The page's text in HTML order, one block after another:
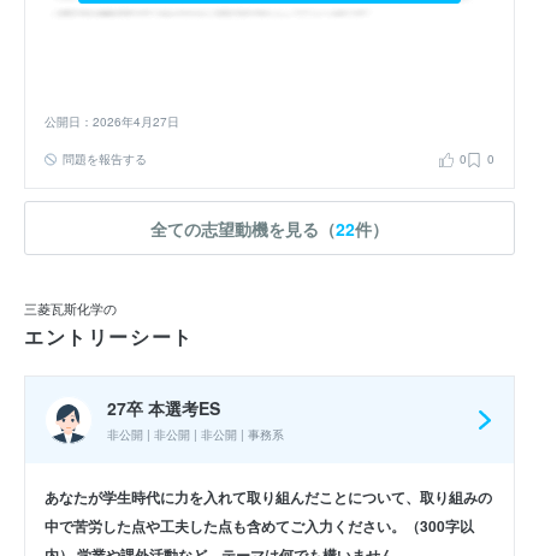
公開日：2026年4月27日
問題を報告する 0 0
全ての志望動機を見る（22件）
三菱瓦斯化学の
エントリーシート
27卒 本選考ES
非公開 | 非公開 | 非公開 | 事務系
あなたが学生時代に力を入れて取り組んだことについて、取り組みの
中で苦労した点や工夫した点も含めてご入力ください。（300字以